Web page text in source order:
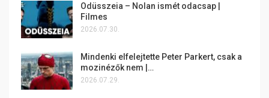
Odüsszeia – Nolan ismét odacsap |
Filmes
2026.07.30.
Mindenki elfelejtette Peter Parkert, csak a
mozinézők nem |…
2026.07.29.